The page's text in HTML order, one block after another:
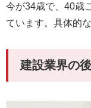
今が34歳で、40歳
ています。具体的
建設業界の